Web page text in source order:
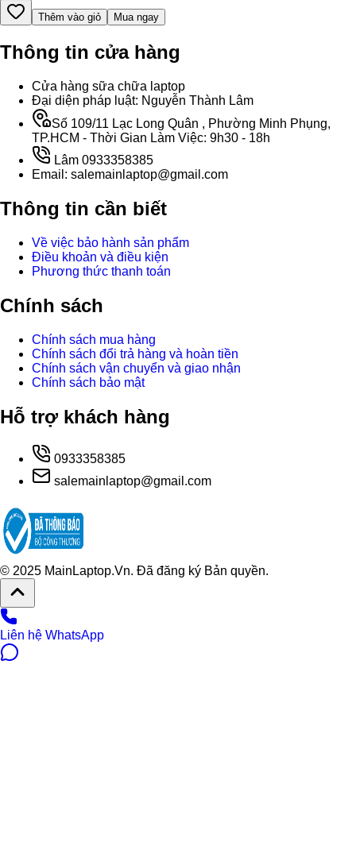
Thêm vào giỏ Mua ngay
Thông tin cửa hàng
Cửa hàng sữa chữa laptop
Đại diện pháp luật: Nguyễn Thành Lâm
Số 109/11 Lạc Long Quân , Phường Minh Phụng,
TP.HCM - Thời Gian Làm Việc: 9h30 - 18h
Lâm 0933358385
Email: salemainlaptop@gmail.com
Thông tin cần biết
Về việc bảo hành sản phẩm
Điều khoản và điều kiện
Phương thức thanh toán
Chính sách
Chính sách mua hàng
Chính sách đổi trả hàng và hoàn tiền
Chính sách vận chuyển và giao nhận
Chính sách bảo mật
Hỗ trợ khách hàng
0933358385
salemainlaptop@gmail.com
© 2025 MainLaptop.Vn. Đã đăng ký Bản quyền.
Liên hệ WhatsApp